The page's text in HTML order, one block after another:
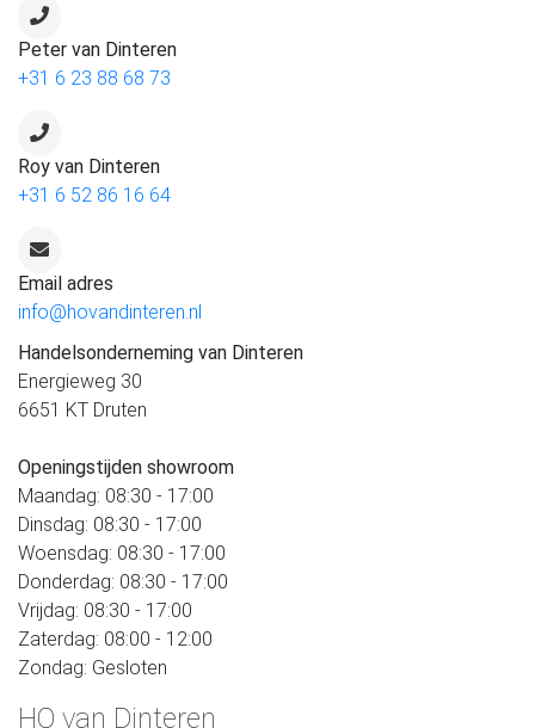
Peter van Dinteren
+31 6 23 88 68 73
Roy van Dinteren
+31 6 52 86 16 64
Email adres
info@hovandinteren.nl
Handelsonderneming van Dinteren
Energieweg 30
6651 KT Druten
Openingstijden showroom
Maandag: 08:30 - 17:00
Dinsdag: 08:30 - 17:00
Woensdag: 08:30 - 17:00
Donderdag: 08:30 - 17:00
Vrijdag: 08:30 - 17:00
Zaterdag: 08:00 - 12:00
Zondag: Gesloten
HO van Dinteren